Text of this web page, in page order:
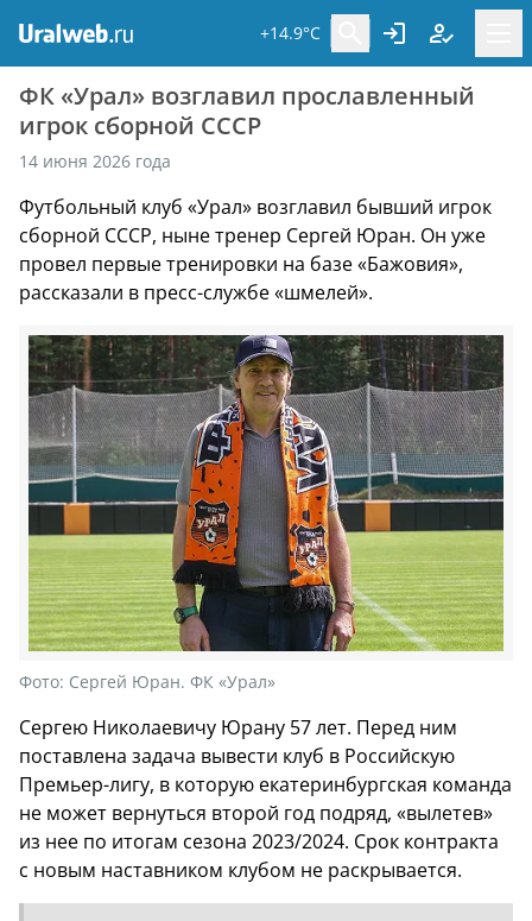
+14.9°C
ФК «Урал» возглавил прославленный
игрок сборной СССР
14 июня 2026 года
Футбольный клуб «Урал» возглавил бывший игрок
сборной СССР, ныне тренер Сергей Юран. Он уже
провел первые тренировки на базе «Бажовия»,
рассказали в пресс-службе «шмелей».
Фото: Сергей Юран. ФК «Урал»
Сергею Николаевичу Юрану 57 лет. Перед ним
поставлена задача вывести клуб в Российскую
Премьер-лигу, в которую екатеринбургская команда
не может вернуться второй год подряд, «вылетев»
из нее по итогам сезона 2023/2024. Срок контракта
с новым наставником клубом не раскрывается.